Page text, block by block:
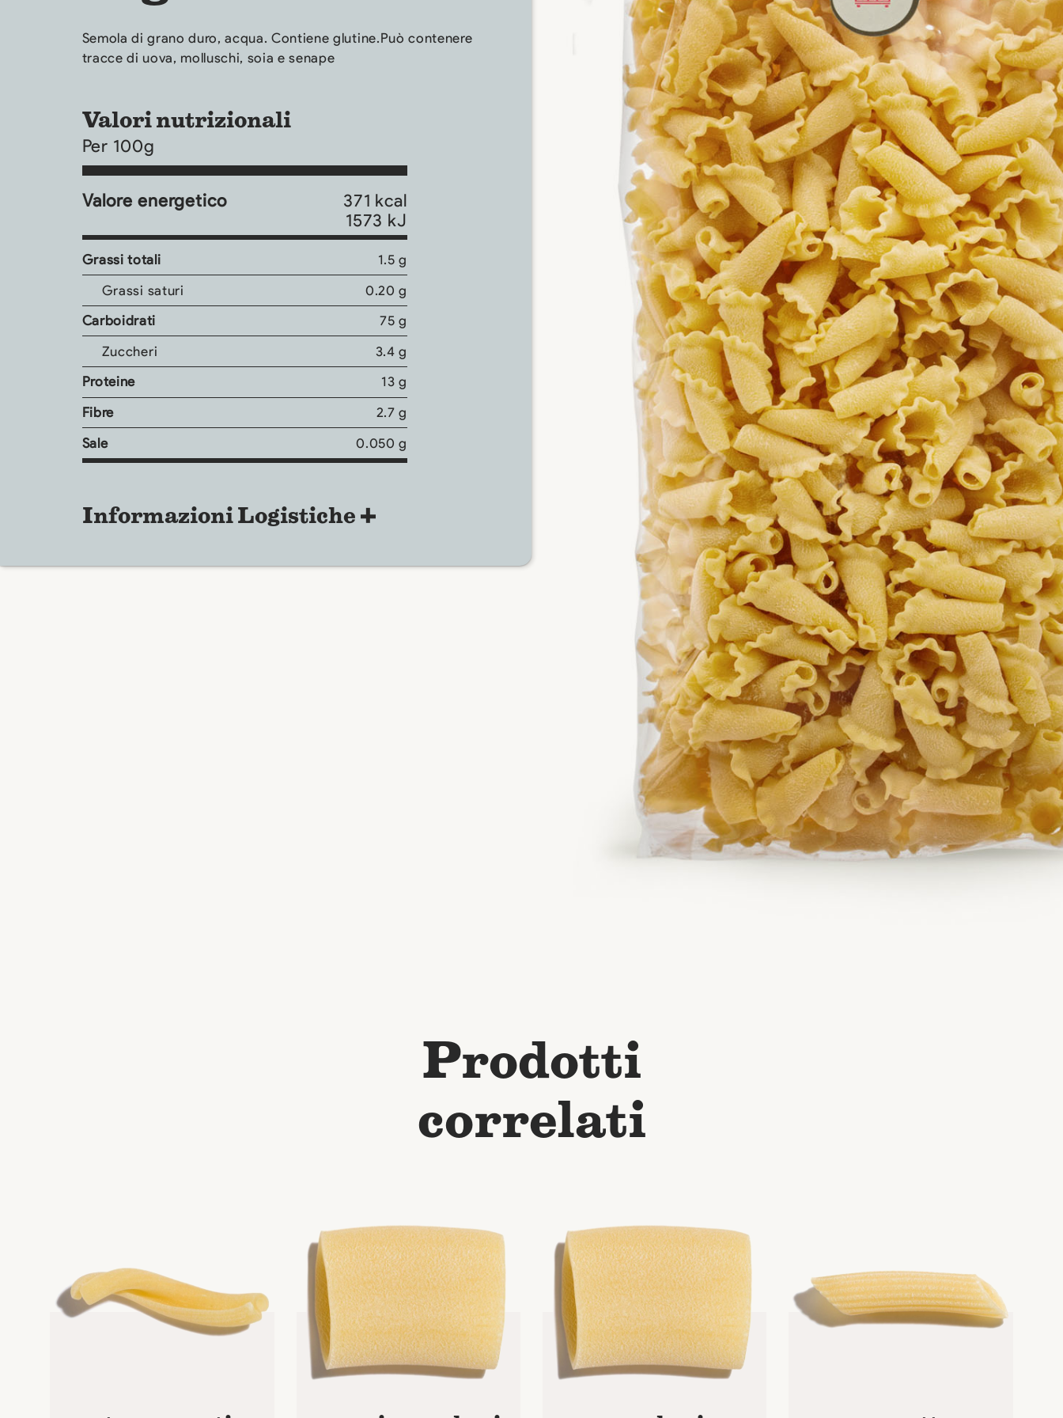
Semola di grano duro, acqua. Contiene glutine.Può contenere
tracce di uova, molluschi, soia e senape
Valori nutrizionali
Per 100g
Valore energetico
371 kcal
1573 kJ
Grassi totali
1.5 g
Grassi saturi
0.20 g
Carboidrati
75 g
Zuccheri
3.4 g
Proteine
13 g
Fibre
2.7 g
Sale
0.050 g
Informazioni Logistiche
Prodotti
correlati